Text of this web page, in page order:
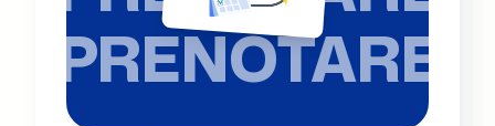
PRENOTARE